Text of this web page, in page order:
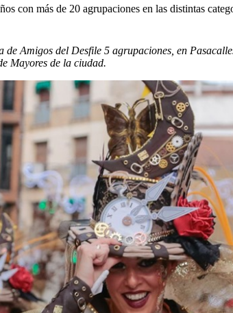
con más de 20 agrupaciones en las distintas
Amigos del Desfile 5 agrupaciones, en
Mayores de la ciudad.